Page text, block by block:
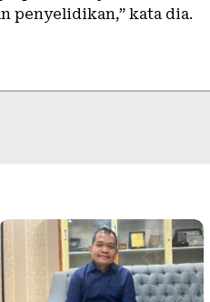
penyelidikan,” kata dia.